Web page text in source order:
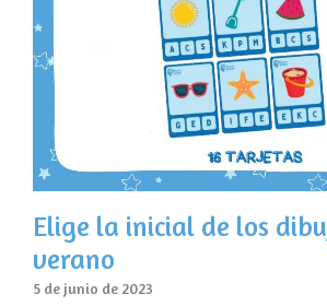
Elige la inicial de los
verano
5 de junio de 2023